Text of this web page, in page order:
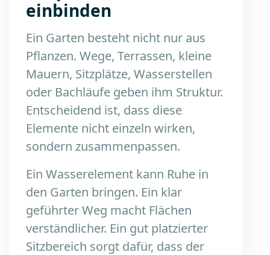
einbinden
Ein Garten besteht nicht nur aus
Pflanzen. Wege, Terrassen, kleine
Mauern, Sitzplätze, Wasserstellen
oder Bachläufe geben ihm Struktur.
Entscheidend ist, dass diese
Elemente nicht einzeln wirken,
sondern zusammenpassen.
Ein Wasserelement kann Ruhe in
den Garten bringen. Ein klar
geführter Weg macht Flächen
verständlicher. Ein gut platzierter
Sitzbereich sorgt dafür, dass der